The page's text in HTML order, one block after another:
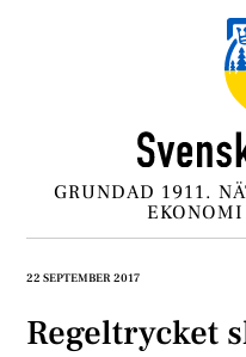
GRUNDAD 1911.
22 SEPTEMBER 2017
Regeltrycket